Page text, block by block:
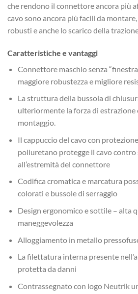
che rendono il connettore ancora più
cavo sono ancora più facili da
robusti e anche lo scarico della
Caratteristiche e vantaggi
Connettore maschio senza
maggiore robustezza e migliore
La struttura della bussola di
ulteriormente la forza di estrazione
montaggio.
Il cappuccio del cavo con
poliuretano protegge il cavo contro
all’estremità del connettore
Codifica cromatica e marcatura
colorati e bussole di serraggio
Design ergonomico e sottile – alta
maneggevolezza
Alloggiamento in metallo
La filettatura interna presente
protetta da danni
Contrassegnato con logo Neutrik